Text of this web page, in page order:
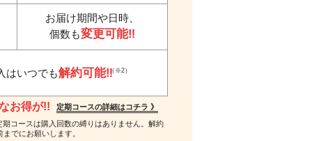
お届け期間や日時、
個数も変更可能‼
はいつでも解約可能‼（※2）
お得が!!
定期コースの詳細はコチラ 》
ースは購入回数の縛りはありません。解約
でにお願いします。